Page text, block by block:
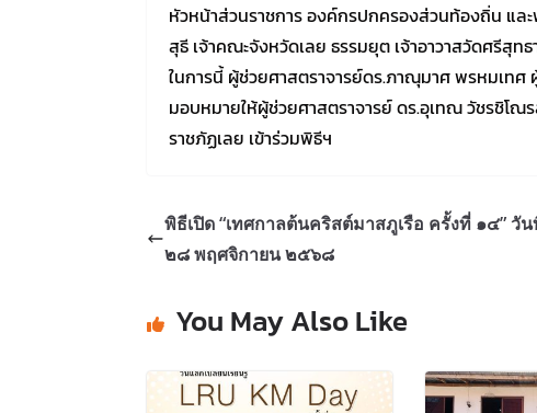
หัวหน้าส่วนราชการ องค์กรปกครองส่วนท้องถิ่น แล
สุธี เจ้าคณะจังหวัดเลย ธรรมยุต เจ้าอาวาสวัดศรีสุท
ในการนี้ ผู้ช่วยศาสตราจารย์ดร.ภาณุมาศ พรหมเทศ
มอบหมายให้ผู้ช่วยศาสตราจารย์ ดร.อุเทณ วัชรชิโ
ราชภัฏเลย เข้าร่วมพิธีฯ
พิธีเปิด “เทศกาลต้นคริสต์มาสภูเรือ ครั้งที่ ๑๔” วั
๒๘ พฤศจิกายน ๒๕๖๘
You May Also Like